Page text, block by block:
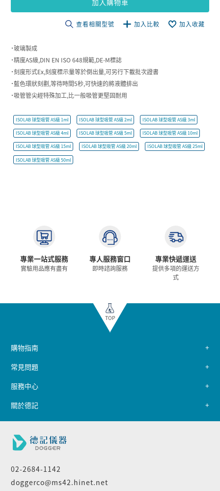
查看相關型號 加入比較 加入收藏
˙玻璃製成
˙精度AS級,DIN EN ISO 648規範,DE-M標誌
˙刻度形式Ex,刻度標示量等於倒出量,可另行下載批次證書
˙藍色環狀刻劃,等待時間5秒,可快速的將液體排出
˙吸管管尖經特殊加工,比一般吸管更堅固耐用
ISOLAB 球型吸管 AS級 1ml ISOLAB 球型吸管 AS級 2ml ISOLAB 球型吸管 AS級 3ml
ISOLAB 球型吸管 AS級 4ml ISOLAB 球型吸管 AS級 5ml ISOLAB 球型吸管 AS級 10ml
ISOLAB 球型吸管 AS級 15ml ISOLAB 球型吸管 AS級 20ml ISOLAB 球型吸管 AS級 25ml
ISOLAB 球型吸管 AS級 50ml
專業一站式服務
實驗用品應有盡有
專人服務窗口
即時諮詢服務
專業快遞運送
提供多項的運送方
式
TOP
02-2684-1142
doggerco@ms42.hinet.net
購物指南
常見問題
服務中心
關於德記